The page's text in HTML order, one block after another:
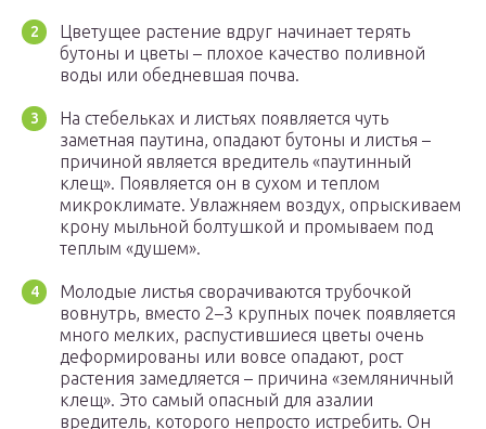
Цветущее растение вдруг начинает терять
бутоны и цветы – плохое качество поливной
воды или обедневшая почва.
На стебельках и листьях появляется чуть
заметная паутина, опадают бутоны и листья –
причиной является вредитель «паутинный
клещ». Появляется он в сухом и теплом
микроклимате. Увлажняем воздух, опрыскиваем
крону мыльной болтушкой и промываем под
теплым «душем».
Молодые листья сворачиваются трубочкой
вовнутрь, вместо 2–3 крупных почек появляется
много мелких, распустившиеся цветы очень
деформированы или вовсе опадают, рост
растения замедляется – причина «земляничный
клещ». Это самый опасный для азалии
вредитель, которого непросто истребить. Он